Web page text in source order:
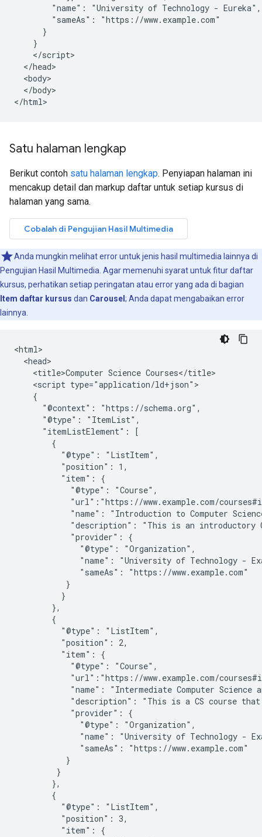
        "name": "University of Technology - Eureka",
        "sameAs": "https://www.example.com"
      }
    }
    </script>
  </head>
  <body>
  </body>
</html>
Satu halaman lengkap
Berikut contoh satu halaman lengkap. Penyiapan halaman ini
mencakup detail dan markup daftar untuk setiap kursus di
halaman yang sama.
Anda mungkin melihat error untuk jenis hasil multimedia lainnya di
Pengujian Hasil Multimedia. Agar memenuhi syarat untuk fitur daftar
kursus, perhatikan setiap peringatan atau error yang ada di bagian
Item daftar kursus dan Carousel ; Anda dapat mengabaikan error
lainnya.
<html>
  <head>
    <title>Computer Science Courses</title>
    <script type="application/ld+json">
    {
      "@context": "https://schema.org",
      "@type": "ItemList",
      "itemListElement": [
        {
          "@type": "ListItem",
          "position": 1,
          "item": {
            "@type": "Course",
"url":"https://www.example.com/
"name": "Introduction to Computer
"description": "This is an introductory
            "provider": {
              "@type": "Organization",
"name": "University of Technology -
              "sameAs": "https://www.example.com"
           }
          }
        },
        {
          "@type": "ListItem",
          "position": 2,
          "item": {
            "@type": "Course",
"url":"https://www.example.com/
"name": "Intermediate Computer Science
"description": "This is a CS course
            "provider": {
              "@type": "Organization",
"name": "University of Technology -
              "sameAs": "https://www.example.com"
           }
         }
        },
        {
          "@type": "ListItem",
          "position": 3,
          "item": {